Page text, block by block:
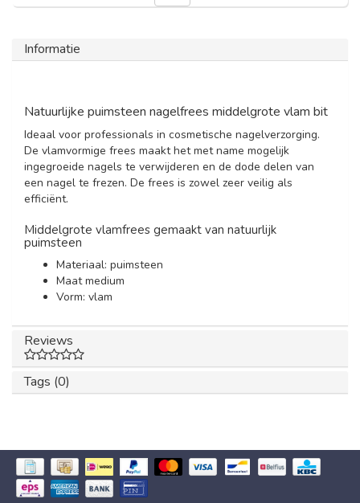
Informatie
Natuurlijke puimsteen nagelfrees middelgrote vlam bit
Ideaal voor professionals in cosmetische nagelverzorging.
De vlamvormige frees maakt het met name mogelijk
ingegroeide nagels te verwijderen en de dode delen van
een nagel te frezen. De frees is zowel zeer veilig als
efficiënt.
Middelgrote vlamfrees gemaakt van natuurlijk
puimsteen
Materiaal: puimsteen
Maat medium
Vorm: vlam
Reviews
Tags (0)